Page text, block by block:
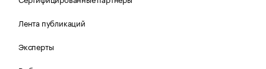
Лента публикаций
Эксперты